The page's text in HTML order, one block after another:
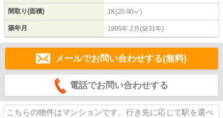
間取り(面積) 1K(20.90㎡)
築年月 1995年 2月(築31年)
メールでお問い合わせする(無料)
電話でお問い合わせする
こちらの物件はマンションです。行き先に応じて駅を選べ